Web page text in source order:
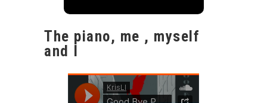
The piano, me , myself
and I